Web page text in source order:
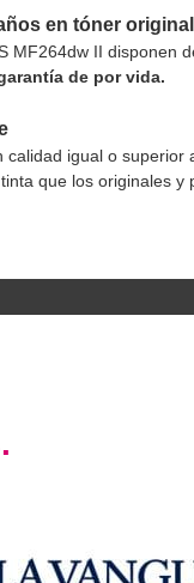
en tóner original
MF264dw II disponen
de por vida.
igual o superior
que los originales y